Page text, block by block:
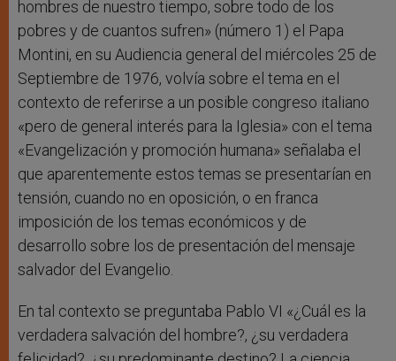
hombres de nuestro tiempo, sobre todo de los
pobres y de cuantos sufren» (número 1) el Papa
Montini, en su Audiencia general del miércoles 25 de
Septiembre de 1976, volvía sobre el tema en el
contexto de referirse a un posible congreso italiano
«pero de general interés para la Iglesia» con el tema
«Evangelización y promoción humana» señalaba el
que aparentemente estos temas se presentarían en
tensión, cuando no en oposición, o en franca
imposición de los temas económicos y de
desarrollo sobre los de presentación del mensaje
salvador del Evangelio.
En tal contexto se preguntaba Pablo VI «¿Cuál es la
verdadera salvación del hombre?, ¿su verdadera